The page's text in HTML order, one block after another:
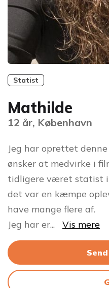
Statist
Mathilde
12 år, København
Jeg har oprettet
ønsker at medvirke i
tidligere været statist i
det var en kæmpe
have mange flere af.
Jeg har er... Vis mere